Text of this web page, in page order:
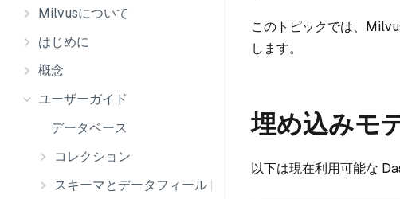
Milvusについて
はじめに
概念
ユーザーガイド
データベース
コレクション
スキーマとデータフィールド
このトピックでは、
します。
埋め込みモ
以下は現在利用可能な